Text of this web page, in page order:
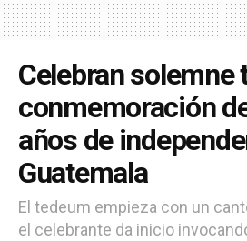
Celebran solemne
conmemoración
años de
Guatemala
El tedeum empieza con un
el celebrante da inicio